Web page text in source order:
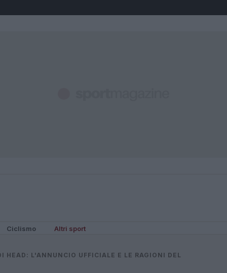
Ciclismo Altri sport
HEAD: L'ANNUNCIO UFFICIALE E LE RAGIONI DEL